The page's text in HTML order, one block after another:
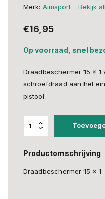
Merk: Aimsport Bekijk
€16,95
Op voorraad, snel
Draadbeschermer 15 x
schroefdraad aan het
pistool.
Productomschrijving
Draadbeschermer 15 x 1